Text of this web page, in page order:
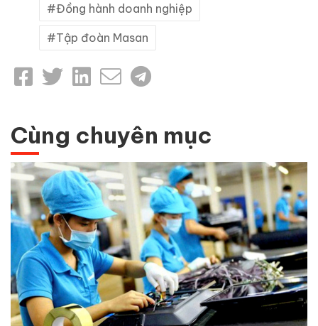
Đồng hành doanh nghiệp
Tập đoàn Masan
Cùng chuyên mục